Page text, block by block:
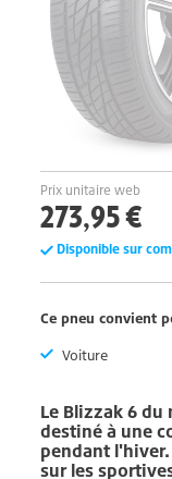
Prix unitaire web
273,95 €
Disponible sur
Ce pneu convient
Voiture
Le Blizzak 6 du
destiné à une
pendant
sur les